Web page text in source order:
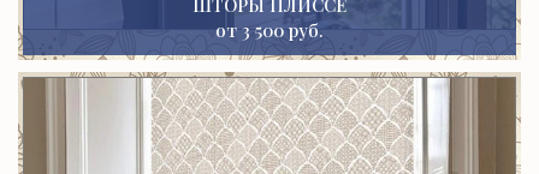
от 3 500 руб.